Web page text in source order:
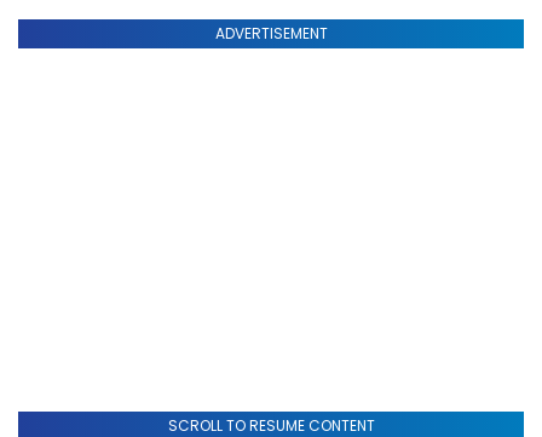
ADVERTISEMENT
SCROLL TO RESUME CONTENT